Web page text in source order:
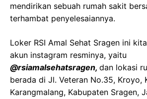
mendirikan sebuah rumah sakit
terhambat penyelesaiannya.
Loker RSI Amal Sehat Sragen ini
akun instagram resminya, yaitu
@rsiamalsehatsragen, dan lokasi
berada di Jl. Veteran No.35, Kroyo,
Karangmalang, Kabupaten Sragen,